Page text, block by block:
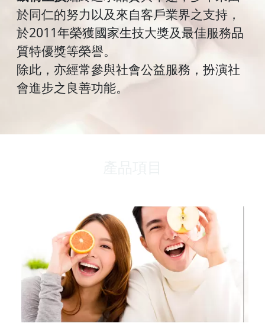
於同仁的努力以及來自客戶業界之支持，
於2011年榮獲國家生技大獎及最佳服務品
質特優獎等榮譽。
除此，亦經常參與社會公益服務，扮演社
會進步之良善功能。